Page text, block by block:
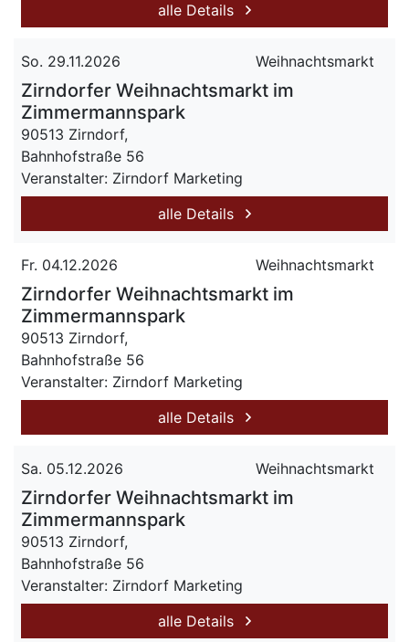
alle Details
So. 29.11.2026 Weihnachtsmarkt
Zirndorfer Weihnachtsmarkt im
Zimmermannspark
90513 Zirndorf,
Bahnhofstraße 56
Veranstalter: Zirndorf Marketing
alle Details
Fr. 04.12.2026 Weihnachtsmarkt
Zirndorfer Weihnachtsmarkt im
Zimmermannspark
90513 Zirndorf,
Bahnhofstraße 56
Veranstalter: Zirndorf Marketing
alle Details
Sa. 05.12.2026 Weihnachtsmarkt
Zirndorfer Weihnachtsmarkt im
Zimmermannspark
90513 Zirndorf,
Bahnhofstraße 56
Veranstalter: Zirndorf Marketing
alle Details